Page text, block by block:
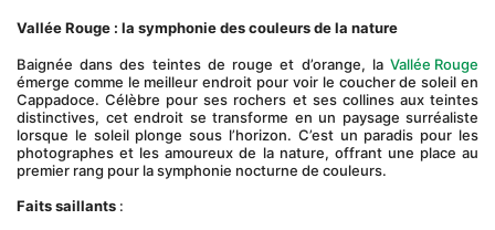
Vallée Rouge : la symphonie des couleurs de la nature
Baignée dans des teintes de rouge et d’orange, la Vallée Rouge
émerge comme le meilleur endroit pour voir le coucher de soleil en
Cappadoce. Célèbre pour ses rochers et ses collines aux teintes
distinctives, cet endroit se transforme en un paysage surréaliste
lorsque le soleil plonge sous l’horizon. C’est un paradis pour les
photographes et les amoureux de la nature, offrant une place au
premier rang pour la symphonie nocturne de couleurs.
Faits saillants :